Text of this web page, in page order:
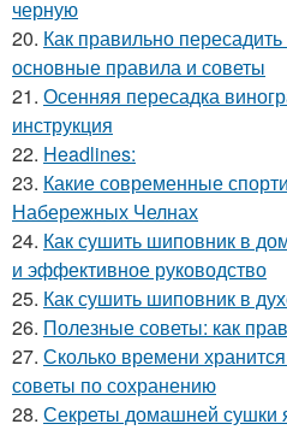
черную
20. Как правильно
основные правила и советы
21. Осенняя пересадка
инструкция
22. Headlines:
23. Какие современные
Набережных Челнах
24. Как сушить шиповник в
и эффективное руководство
25. Как сушить шиповник в
26. Полезные советы: как
27. Сколько времени
советы по сохранению
28. Секреты домашней сушки